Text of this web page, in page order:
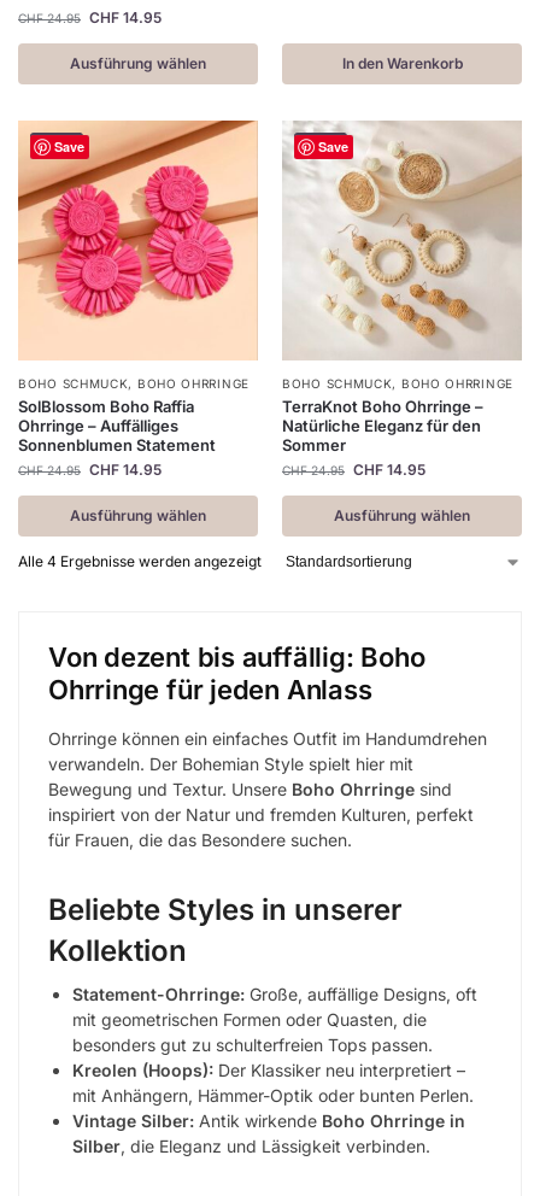
CHF24.95 CHF 14.95
Ausführung wählen In den Warenkorb
Save
-40%
BOHO SCHMUCK, BOHO OHRRINGE
SolBlossom Boho Raffia
Ohrringe – Auffälliges
Sonnenblumen Statement
CHF24.95 CHF 14.95
Ausführung wählen
Save
-40%
BOHO SCHMUCK, BOHO OHRRINGE
TerraKnot Boho Ohrringe –
Natürliche Eleganz für den
Sommer
CHF24.95 CHF 14.95
Ausführung wählen
Alle 4 Ergebnisse werden angezeigt
Von dezent bis auffällig: Boho
Ohrringe für jeden Anlass
Ohrringe können ein einfaches Outfit im Handumdrehen
verwandeln. Der Bohemian Style spielt hier mit
Bewegung und Textur. Unsere Boho Ohrringe sind
inspiriert von der Natur und fremden Kulturen, perfekt
für Frauen, die das Besondere suchen.
Beliebte Styles in unserer
Kollektion
Statement-Ohrringe: Große, auffällige Designs, oft
mit geometrischen Formen oder Quasten, die
besonders gut zu schulterfreien Tops passen.
Kreolen (Hoops): Der Klassiker neu interpretiert –
mit Anhängern, Hämmer-Optik oder bunten Perlen.
Vintage Silber: Antik wirkende Boho Ohrringe in
Silber, die Eleganz und Lässigkeit verbinden.